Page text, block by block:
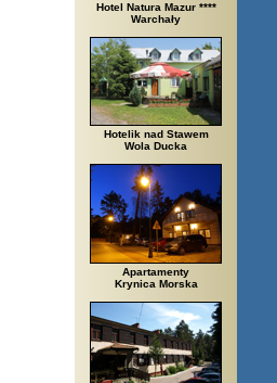
Hotel Natura Mazur ****
Warchały
Hotelik nad Stawem
Wola Ducka
Apartamenty
Krynica Morska